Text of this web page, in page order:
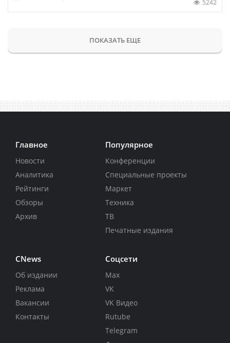
5242
ПОКАЗАТЬ ЕЩЕ
Главное
Новости
Аналитика
Рейтинги
Обзоры
Архив
Популярное
Конференции
Специальные проекты
Маркет
Техника
ТВ
Печатные издания
CNews
Об издании
Реклама
Вакансии
Контакты
Соцсети
Max
VK
VK Видео
Rutube
Telegram